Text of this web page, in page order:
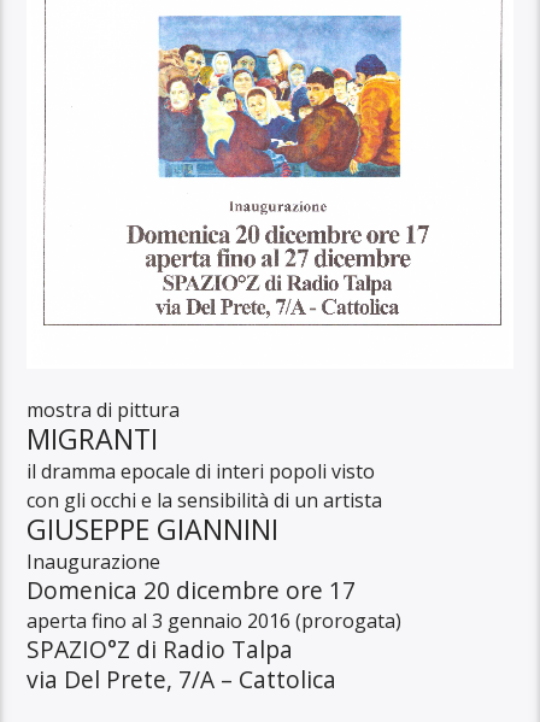
mostra di pittura
MIGRANTI
il dramma epocale di interi popoli visto
con gli occhi e la sensibilità di un artista
GIUSEPPE GIANNINI
Inaugurazione
Domenica 20 dicembre ore 17
aperta fino al 3 gennaio 2016 (prorogata)
SPAZIO°Z di Radio Talpa
via Del Prete, 7/A – Cattolica